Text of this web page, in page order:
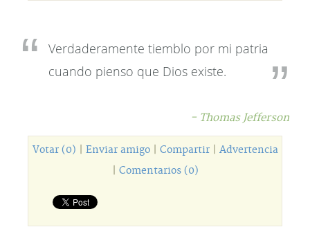
Verdaderamente tiemblo por mi patria
cuando pienso que Dios existe.
- Thomas Jefferson
Votar (0) Enviar amigo| Compartir| Advertencia
Comentarios (0)